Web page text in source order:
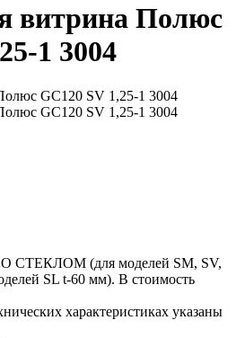
витрина Полюс
1 3004
СТЕКЛОМ (для моделей SM, SV,
SL t-60 мм). В стоимость
характеристиках указаны